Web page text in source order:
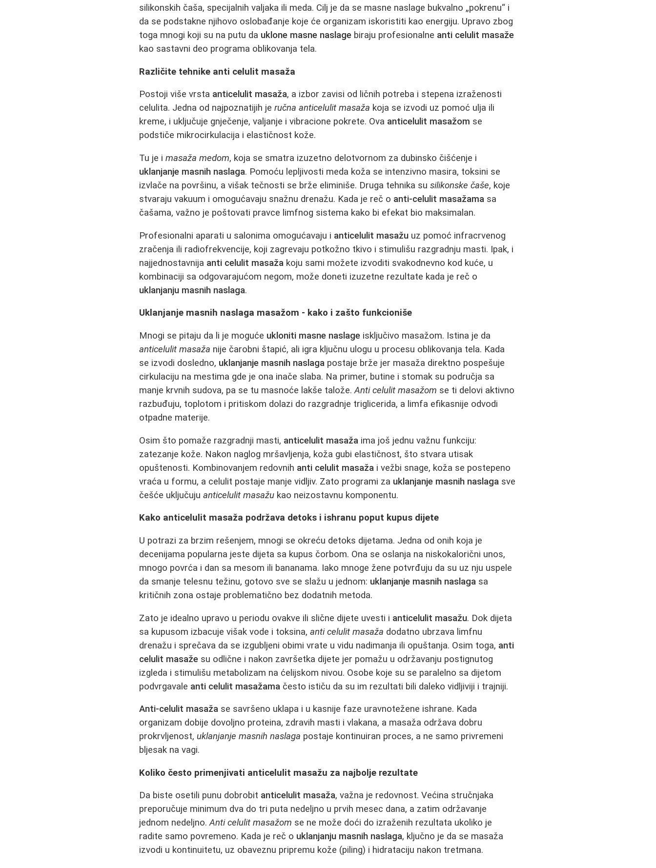
silikonskih čaša, specijalnih valjaka ili meda. Cilj je da se masne naslage bukvalno „pokrenu“ i
da se podstakne njihovo oslobađanje koje će organizam iskoristiti kao energiju. Upravo zbog
toga mnogi koji su na putu da uklone masne naslage biraju profesionalne anti celulit masaže
kao sastavni deo programa oblikovanja tela.
Različite tehnike anti celulit masaža
Postoji više vrsta anticelulit masaža, a izbor zavisi od ličnih potreba i stepena izraženosti
celulita. Jedna od najpoznatijih jeručna anticelulit masaža koja se izvodi uz pomoć ulja ili
kreme, i uključuje gnječenje, valjanje i vibracione pokrete. Ova anticelulit masažom se
podstiče mikrocirkulacija i elastičnost kože.
Tu je imasaža medom, koja se smatra izuzetno delotvornom za dubinsko čišćenje i
uklanjanje masnih naslaga. Pomoću lepljivosti meda koža se intenzivno masira, toksini se
izvlače na površinu, a višak tečnosti se brže eliminiše. Druga tehnika susilikonske čaše, koje
stvaraju vakuum i omogućavaju snažnu drenažu. Kada je reč o anti-celulit masažama sa
čašama, važno je poštovati pravce limfnog sistema kako bi efekat bio maksimalan.
Profesionalni aparati u salonima omogućavaju i anticelulit masažu uz pomoć infracrvenog
zračenja ili radiofrekvencije, koji zagrevaju potkožno tkivo i stimulišu razgradnju masti. Ipak, i
najjednostavnija anti celulit masaža koju sami možete izvoditi svakodnevno kod kuće, u
kombinaciji sa odgovarajućom negom, može doneti izuzetne rezultate kada je reč o
uklanjanju masnih naslaga.
Uklanjanje masnih naslaga masažom - kako i zašto funkcioniše
Mnogi se pitaju da li je moguće ukloniti masne naslage isključivo masažom. Istina je da
anticelulit masaža nije čarobni štapić, ali igra ključnu ulogu u procesu oblikovanja tela. Kada
se izvodi dosledno, uklanjanje masnih naslaga postaje brže jer masaža direktno pospešuje
cirkulaciju na mestima gde je ona inače slaba. Na primer, butine i stomak su područja sa
manje krvnih sudova, pa se tu masnoće lakše talože.Anti celulit masažom se ti delovi aktivno
razbuđuju, toplotom i pritiskom dolazi do razgradnje triglicerida, a limfa efikasnije odvodi
otpadne materije.
Osim što pomaže razgradnji masti, anticelulit masaža ima još jednu važnu funkciju:
zatezanje kože. Nakon naglog mršavljenja, koža gubi elastičnost, što stvara utisak
opuštenosti. Kombinovanjem redovnih anti celulit masaža i vežbi snage, koža se postepeno
vraća u formu, a celulit postaje manje vidljiv. Zato programi za uklanjanje masnih naslaga sve
češće uključujuanticelulit masažu kao neizostavnu komponentu.
Kako anticelulit masaža podržava detoks i ishranu poput kupus dijete
U potrazi za brzim rešenjem, mnogi se okreću detoks dijetama. Jedna od onih koja je
decenijama popularna jeste dijeta sa kupus čorbom. Ona se oslanja na niskokalorični unos,
mnogo povrća i dan sa mesom ili bananama. Iako mnoge žene potvrđuju da su uz nju uspele
da smanje telesnu težinu, gotovo sve se slažu u jednom: uklanjanje masnih naslaga sa
kritičnih zona ostaje problematično bez dodatnih metoda.
Zato je idealno upravo u periodu ovakve ili slične dijete uvesti i anticelulit masažu. Dok dijeta
sa kupusom izbacuje višak vode i toksina,anti celulit masaža dodatno ubrzava limfnu
drenažu i sprečava da se izgubljeni obimi vrate u vidu nadimanja ili opuštanja. Osim toga, anti
celulit masaže su odlične i nakon završetka dijete jer pomažu u održavanju postignutog
izgleda i stimulišu metabolizam na ćelijskom nivou. Osobe koje su se paralelno sa dijetom
podvrgavale anti celulit masažama često ističu da su im rezultati bili daleko vidljiviji i trajniji.
Anti-celulit masaža se savršeno uklapa i u kasnije faze uravnotežene ishrane. Kada
organizam dobije dovoljno proteina, zdravih masti i vlakana, a masaža održava dobru
prokrvljenost, uklanjanje masnih naslaga postaje kontinuiran proces, a ne samo privremeni
bljesak na vagi.
Koliko često primenjivati anticelulit masažu za najbolje rezultate
Da biste osetili punu dobrobit anticelulit masaža, važna je redovnost. Većina stručnjaka
preporučuje minimum dva do tri puta nedeljno u prvih mesec dana, a zatim održavanje
jednom nedeljno.Anti celulit masažom se ne može doći do izraženih rezultata ukoliko je
radite samo povremeno. Kada je reč o uklanjanju masnih naslaga, ključno je da se masaža
izvodi u kontinuitetu, uz obaveznu pripremu kože (piling) i hidrataciju nakon tretmana.